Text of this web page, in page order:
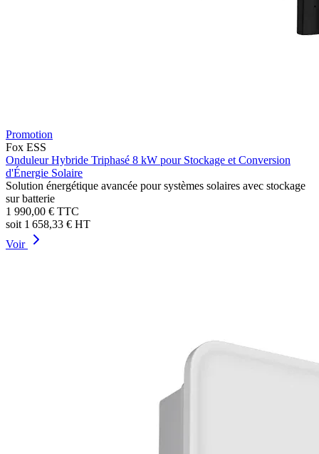
Promotion
Fox ESS
Onduleur Hybride Triphasé 8 kW pour Stockage et Conversion
d'Énergie Solaire
Solution énergétique avancée pour systèmes solaires avec stockage
sur batterie
1 990,00 € TTC
soit 1 658,33 € HT
Voir